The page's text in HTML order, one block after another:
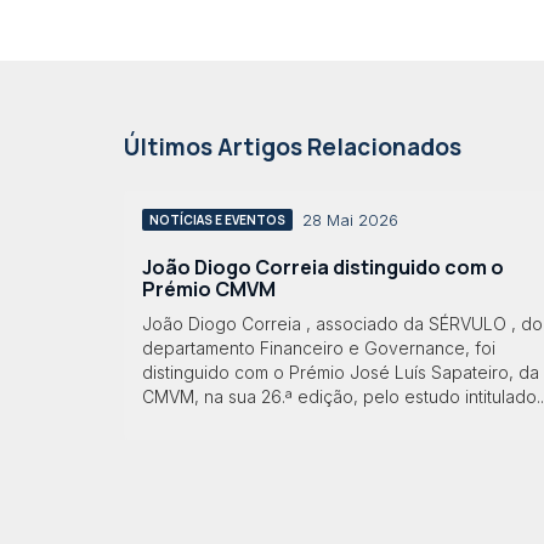
Últimos Artigos Relacionados
NOTÍCIAS E EVENTOS 28 Mai 2026
João Diogo Correia distinguido com o
Prémio CMVM
João Diogo Correia , associado da SÉRVULO , do
departamento Financeiro e Governance, foi
distinguido com o Prémio José Luís Sapateiro, da
CMVM, na sua 26.ª edição, pelo estudo